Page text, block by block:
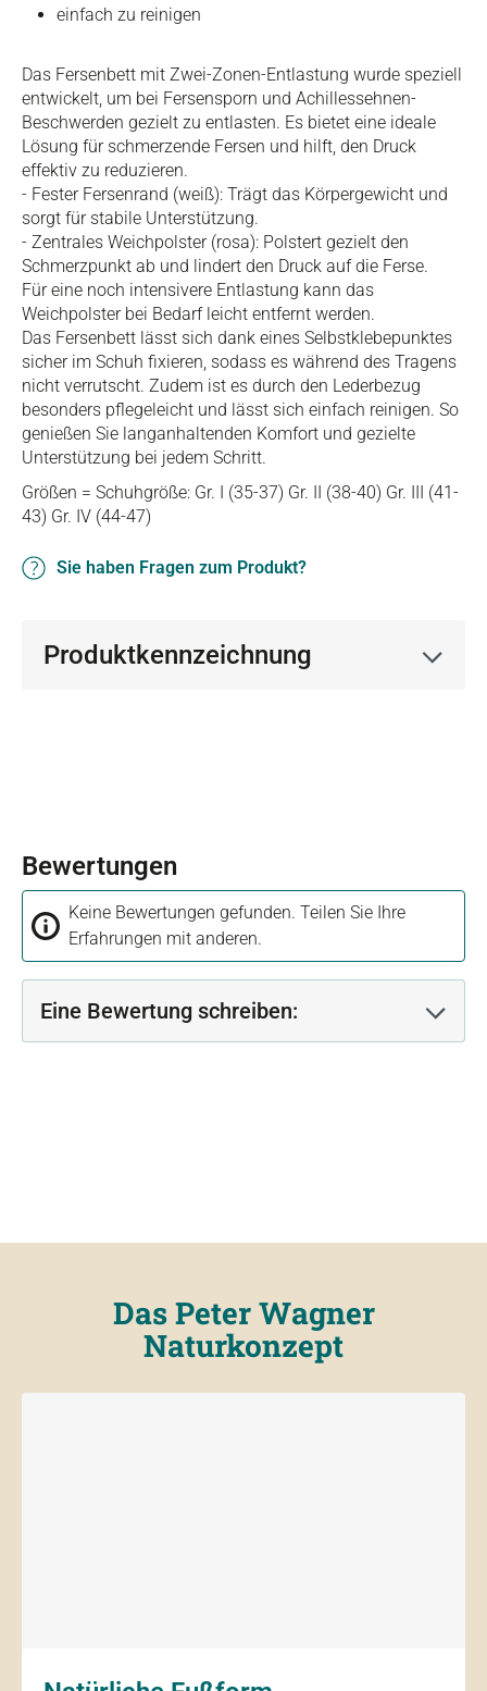
einfach zu reinigen
Das Fersenbett mit Zwei-Zonen-Entlastung wurde speziell
entwickelt, um bei Fersensporn und Achillessehnen-
Beschwerden gezielt zu entlasten. Es bietet eine ideale
Lösung für schmerzende Fersen und hilft, den Druck
effektiv zu reduzieren.
- Fester Fersenrand (weiß): Trägt das Körpergewicht und
sorgt für stabile Unterstützung.
- Zentrales Weichpolster (rosa): Polstert gezielt den
Schmerzpunkt ab und lindert den Druck auf die Ferse.
Für eine noch intensivere Entlastung kann das
Weichpolster bei Bedarf leicht entfernt werden.
Das Fersenbett lässt sich dank eines Selbstklebepunktes
sicher im Schuh fixieren, sodass es während des Tragens
nicht verrutscht. Zudem ist es durch den Lederbezug
besonders pflegeleicht und lässt sich einfach reinigen. So
genießen Sie langanhaltenden Komfort und gezielte
Unterstützung bei jedem Schritt.
Größen = Schuhgröße: Gr. I (35-37) Gr. II (38-40) Gr. III (41-
43) Gr. IV (44-47)
Sie haben Fragen zum Produkt?
Produktkennzeichnung
Bewertungen
Keine Bewertungen gefunden. Teilen Sie Ihre
Erfahrungen mit anderen.
Eine Bewertung schreiben:
Das Peter Wagner
Naturkonzept